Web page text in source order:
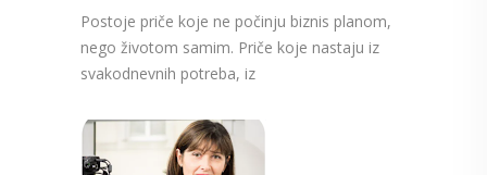
Postoje priče koje ne počinju biznis planom,
nego životom samim. Priče koje nastaju iz
svakodnevnih potreba, iz